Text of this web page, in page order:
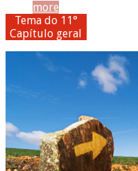
more
Tema do 11°
Capítulo geral